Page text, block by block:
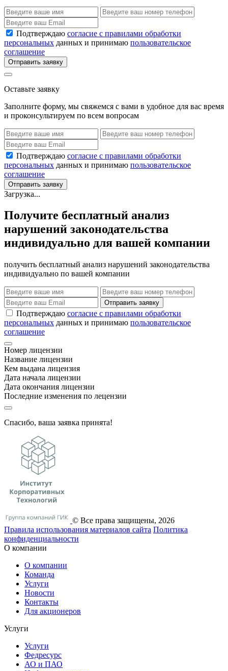
Подтверждаю согласие с правилами обработки
персональных данных и принимаю пользовательское
соглашение
Отправить заявку
Оставьте заявку
Заполните форму, мы свяжемся с вами в удобное для вас время
и проконсультируем по всем вопросам
Подтверждаю согласие с правилами обработки
персональных данных и принимаю пользовательское
соглашение
Отправить заявку
Загрузка...
Получите бесплатный анализ
нарушений законодательства
индивидуально для вашей компании
получить бесплатный анализ нарушений законодательства
индивидуально по вашей компании
Отправить заявку
Подтверждаю согласие с правилами обработки
персональных данных и принимаю пользовательское
соглашение
Номер лицензии
Название лицензии
Кем выдана лицензия
Дата начала лицензии
Дата окончания лицензии
Последние изменения по лецензии
Спасибо, ваша заявка принята!
© Все права защищены, 2026
Правила использования материалов сайта Политика
конфиденциальности
О компании
О компании
Команда
Услуги
Новости
Контакты
Для акционеров
Услуги
Услуги
Федресурс
АО и ПАО